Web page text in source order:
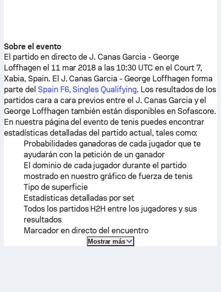
Sobre el evento
El partido en directo deJ. Canas Garcia - George
Loffhagenel 11 mar 2018 a las 10:30 UTC en el Court 7,
Xabia, Spain. El J. Canas Garcia -George Loffhagenforma
parte del Spain F6, Singles Qualifying. Los resultados de los
partidos cara a cara previos entre el J. Canas Garcia y el
George Loffhagentambién están disponibles en Sofascore.
En nuestra página del evento de tenis puedes encontrar
estadísticas detalladas del partido actual, tales como:
Probabilidades ganadoras de cada jugador que te
ayudarán con la petición de un ganador
El dominio de cada jugador durante el partido
mostrado en nuestro gráfico de fuerza de tenis
Tipo de superficie
Estadísticas detalladas por set
Todos los partidos H2H entre los jugadores y sus
resultados
Marcador en directo del encuentro
Mostrar más